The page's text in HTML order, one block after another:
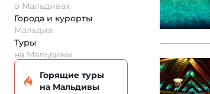
о Мальдивах
Города и курорты
Мальдив
Туры
на Мальдивы
Горящие туры
на Мальдивы